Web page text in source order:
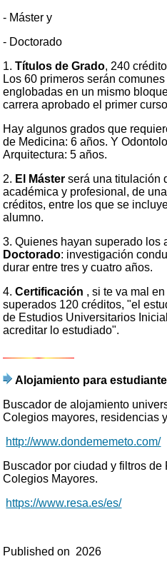
- Máster y
- Doctorado
1.Títulos de Grado, 240
Los 60 primeros serán
englobadas en un mismo
carrera aprobado el primer
Hay algunos grados que
de Medicina: 6 años. Y
Arquitectura: 5 años.
2. El Máster será una titulación
académica y profesional, de
créditos, entre los que se
alumno.
3. Quienes hayan superado los
Doctorado: investigación
durar entre tres y cuatro años.
4.Certificación , si te va mal
superados 120 créditos, "el
de Estudios Universitarios
acreditar lo estudiado".
Alojamiento para
Buscador de alojamiento
Colegios mayores, residencias
http://www.dondememeto.com/
Buscador por ciudad y filtros
Colegios Mayores.
https://www.resa.es/es/
Published on 2026